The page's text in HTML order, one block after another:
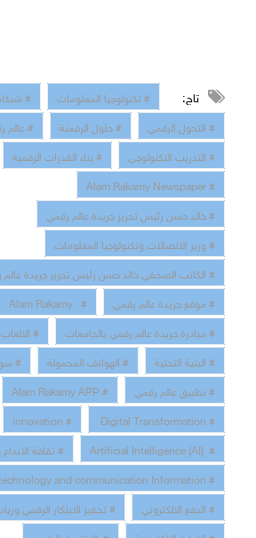
تاج: # تكنولوجيا المعلومات
#
# التحول الرقمي
# حلول الرقمنة
# عالم
# التدريب التكنولوجي
# بناء القدرات الرقمية
# Alam Rakamy Newspaper
# خالد حسن رئيس تحرير جريدة عالم رقمي
# وزير الاتصالات وتكنولوجيا المعلومات
# الكاتب الصحفي خالد حسن رئيس تحرير جريدة
# موقع جريدة عالم رقمي
# Alam Rakamy
# مبادرة جريدة عالم رقمي بالجامعات
#
# البنية التحتية
# الهواتف المحمولة
#
# تطبيق عالم رقمي
# Alam Rakamy APP
# Digital Transformation
# innovation
# Artificial Intelligence (AI)
# ثقافة الابداع
# technology and communication Information
# الدفع الالكتروني
# تحفيز الابتكار الرقمي